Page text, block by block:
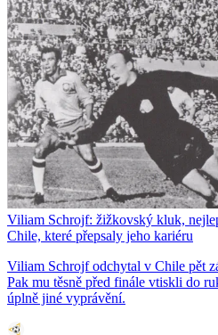
Viliam Schrojf: žižkovský kluk,
Chile, které přepsaly jeho kariéru
Viliam Schrojf odchytal v Chile pět
Pak mu těsně před finále vtiskli do
úplně jiné vyprávění.